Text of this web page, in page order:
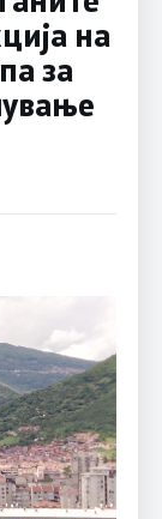
на
за